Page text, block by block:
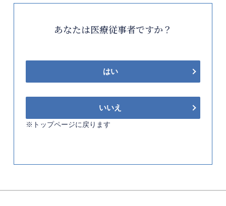
あなたは医療従事者ですか？
はい
いいえ
※トップページに戻ります